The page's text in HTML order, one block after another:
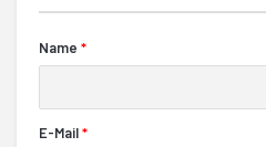
Name *
E-Mail*